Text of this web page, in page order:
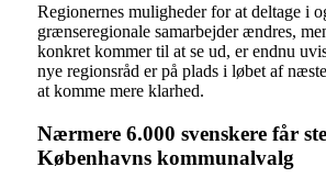
Regionernes muligheder for at deltage i
grænseregionale samarbejder ændres,
konkret kommer til at se ud, er endnu
nye regionsråd er på plads i løbet af
at komme mere klarhed.
Nærmere 6.000 svenskere får
Københavns kommunalvalg